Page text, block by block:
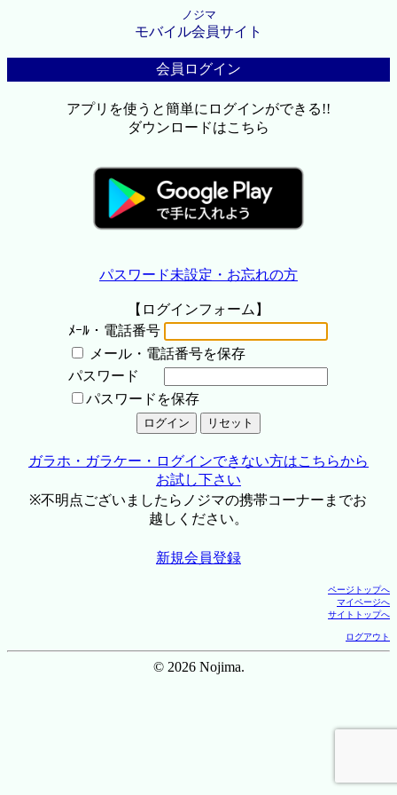
ノジマ
モバイル会員サイト
会員ログイン
アプリを使うと簡単にログインができる!!
ダウンロードはこちら
パスワード未設定・お忘れの方
【ログインフォーム】
ﾒｰﾙ・電話番号
メール・電話番号を保存
パスワード
パスワードを保存
ガラホ・ガラケー・ログインできない方はこちらから
お試し下さい
※不明点ございましたらノジマの携帯コーナーまでお
越しください。
新規会員登録
ページトップへ
マイページへ
サイトトップへ
ログアウト
© 2026 Nojima.